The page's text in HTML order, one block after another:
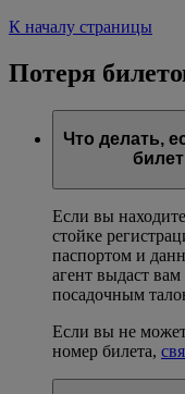
К началу страницы
Потеря
Что делать,
Если вы
стойке
паспортом и
агент выдаст
посадочным
Если вы не
номер билета,